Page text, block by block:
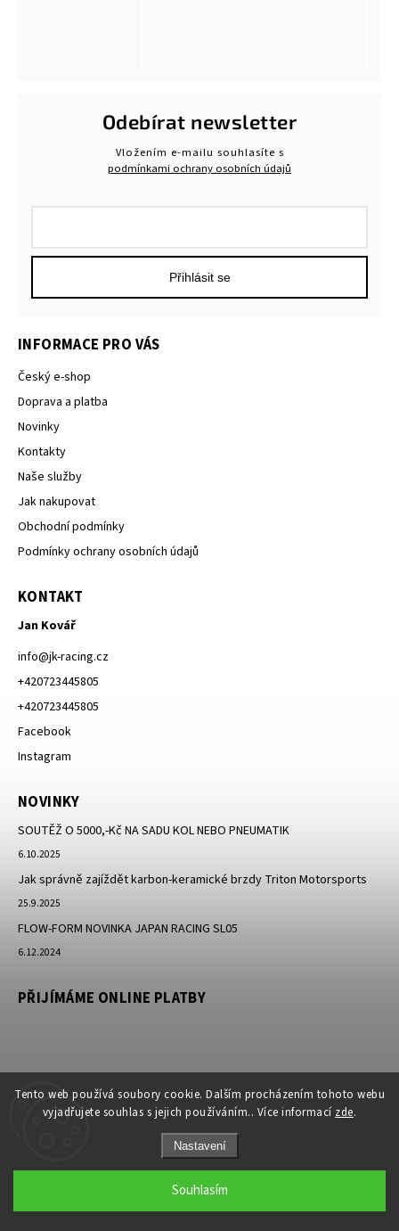
Tento web používá soubory cookie. Dalším procházením tohoto webu
vyjadřujete souhlas s jejich používáním.. Více informací zde.
Nastavení
Souhlasím
INFORMACE PRO VÁS
Český e-shop
Doprava a platba
Novinky
Kontakty
Naše služby
Jak nakupovat
Obchodní podmínky
Podmínky ochrany osobních údajů
KONTAKT
Jan Kovář
info@jk-racing.cz
+420723445805
+420723445805
Facebook
Instagram
NOVINKY
SOUTĚŽ O 5000,-Kč NA SADU KOL NEBO PNEUMATIK
6.10.2025
Jak správně zajíždět karbon-keramické brzdy Triton Motorsports
25.9.2025
FLOW-FORM NOVINKA JAPAN RACING SL05
6.12.2024
PŘIJÍMÁME ONLINE PLATBY
Odebírat newsletter
Vložením e-mailu souhlasíte s
podmínkami ochrany osobních údajů
Přihlásit se